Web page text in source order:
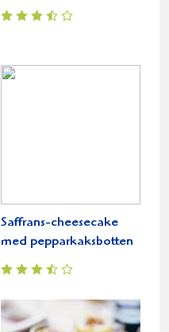
Saffrans-cheesecake
med pepparkaksbotten